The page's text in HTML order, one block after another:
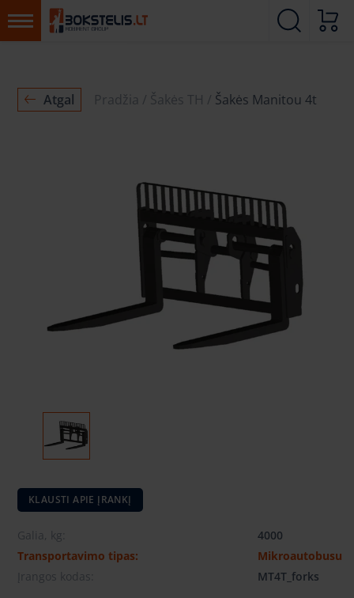
Atgal Pradžia Šakės TH Šakės Manitou 4t
KLAUSTI APIE ĮRANKĮ
Galia, kg:
4000
Transportavimo tipas:
Mikroautobusu
Įrangos kodas:
MT4T_forks